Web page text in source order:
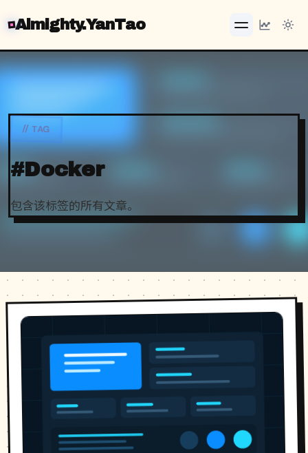
Almighty.YanTao
// TAG
#Docker
包含该标签的所有文章。